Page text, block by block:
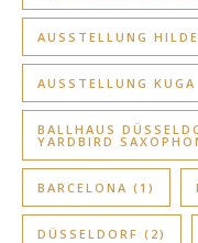
AUSSTELLUNG
AUSSTELLUNG KUGA
BALLHAUS
YARDBIRD
BARCELONA (1)
DÜSSELDORF (2)